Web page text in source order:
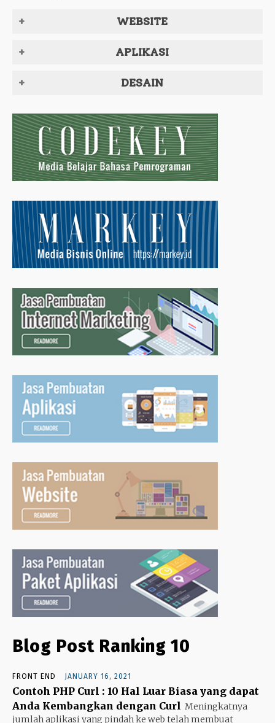
WEBSITE
APLIKASI
DESAIN
Blog Post Ranking 10
FRONT END JANUARY 16, 2021
Contoh PHP Curl : 10 Hal Luar Biasa yang dapat
Anda Kembangkan dengan Curl Meningkatnya
jumlah aplikasi yang pindah ke web telah membuat